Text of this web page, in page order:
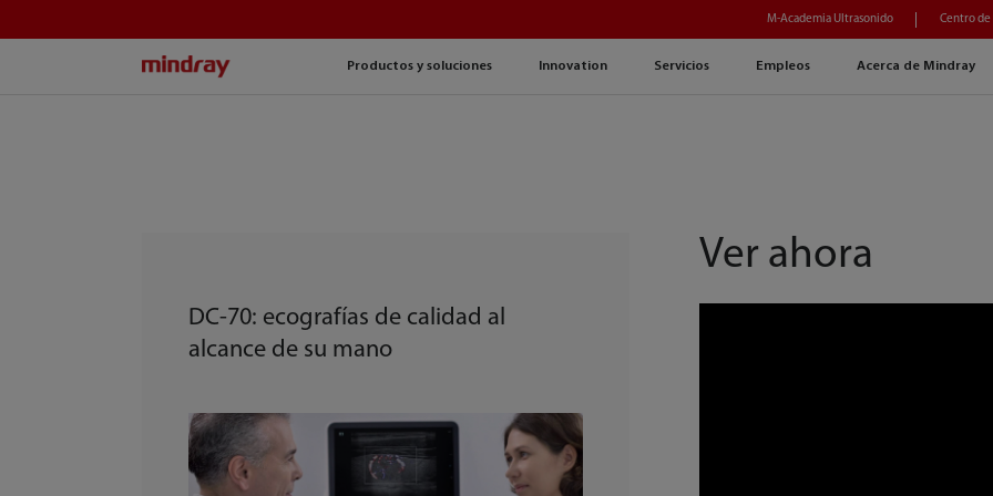
Productos y soluciones Innovation Servicios Empleos Acerca de Mindray
M-Academia Ultrasonido Centro de
DC-70: ecografías de calidad al
alcance de su mano
Ver ahora